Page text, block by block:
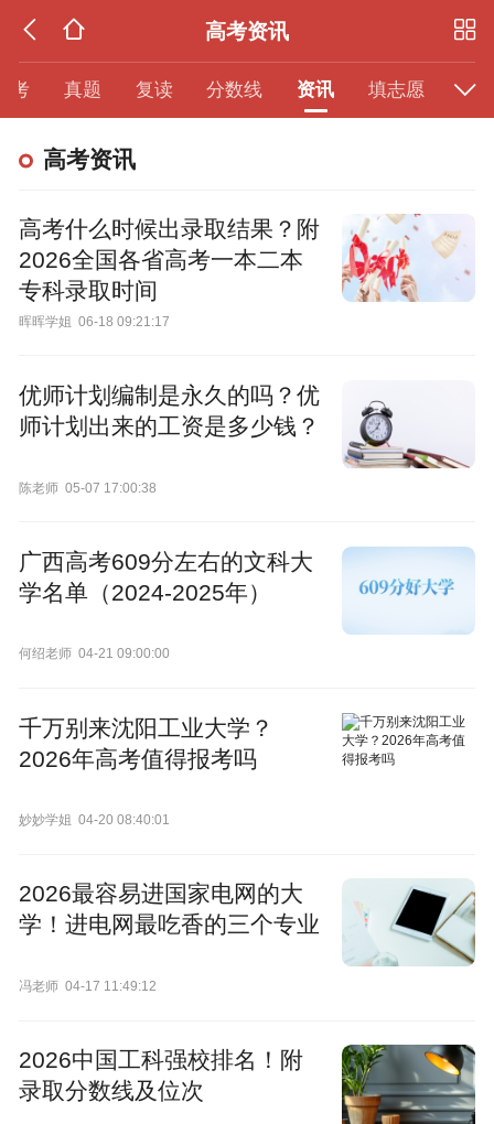
高考资讯
考 真题 复读 分数线 资讯 填志愿
高考资讯
高考什么时候出录取结果？附
2026全国各省高考一本二本
专科录取时间
晖晖学姐 06-18 09:21:17
优师计划编制是永久的吗？优
师计划出来的工资是多少钱？
陈老师 05-07 17:00:38
广西高考609分左右的文科大
学名单（2024-2025年）
何绍老师 04-21 09:00:00
千万别来沈阳工业大学？
2026年高考值得报考吗
妙妙学姐 04-20 08:40:01
2026最容易进国家电网的大
学！进电网最吃香的三个专业
冯老师 04-17 11:49:12
2026中国工科强校排名！附
录取分数线及位次